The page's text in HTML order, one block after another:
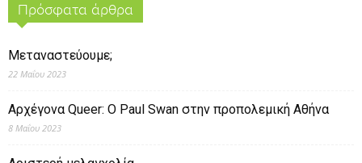
Πρόσφατα άρθρα
Μεταναστεύουμε;
22 Μαΐου 2023
Αρχέγονα Queer: O Paul Swan στην προπολεμική Αθήνα
8 Μαΐου 2023